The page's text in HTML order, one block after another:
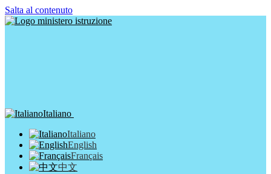
Salta al contenuto
Italiano
Italiano
English
Français
中文